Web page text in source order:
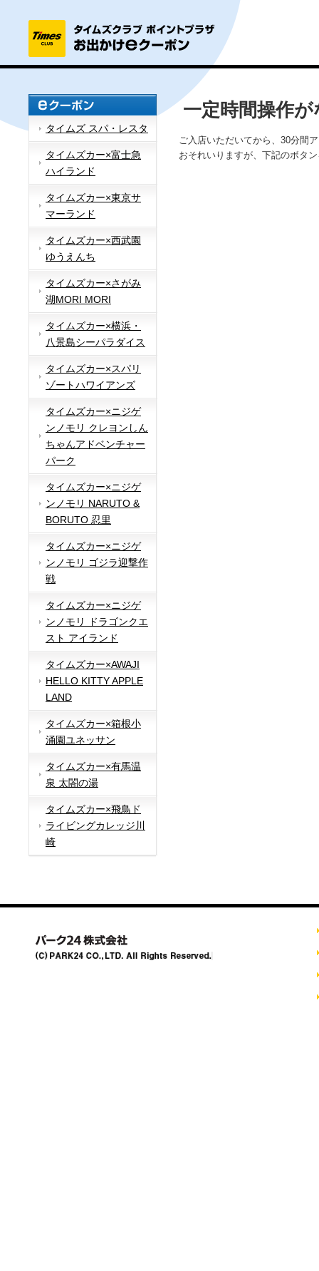
タイムズ スパ・レスタ
タイムズカー×富士急
ハイランド
タイムズカー×東京サ
マーランド
タイムズカー×西武園
ゆうえんち
タイムズカー×さがみ
湖MORI MORI
タイムズカー×横浜・
八景島シーパラダイス
タイムズカー×スパリ
ゾートハワイアンズ
タイムズカー×ニジゲ
ンノモリ クレヨンしん
ちゃんアドベンチャー
パーク
タイムズカー×ニジゲ
ンノモリ NARUTO &
BORUTO 忍里
タイムズカー×ニジゲ
ンノモリ ゴジラ迎撃作
戦
タイムズカー×ニジゲ
ンノモリ ドラゴンクエ
スト アイランド
タイムズカー×AWAJI
HELLO KITTY APPLE
LAND
タイムズカー×箱根小
涌園ユネッサン
タイムズカー×有馬温
泉 太閤の湯
タイムズカー×飛鳥ド
ライビングカレッジ川
崎
一定時間操作
ご入店いただいてから、30分間
おそれいりますが、下記のボタ